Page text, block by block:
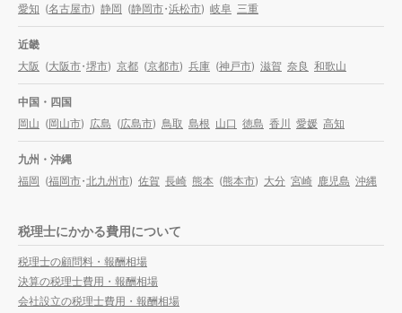
愛知 (名古屋市) 静岡 (静岡市・浜松市) 岐阜 三重
近畿
大阪 (大阪市・堺市) 京都 (京都市) 兵庫 (神戸市) 滋賀 奈良 和歌山
中国・四国
岡山 (岡山市) 広島 (広島市) 鳥取 島根 山口 徳島 香川 愛媛 高知
九州・沖縄
福岡 (福岡市・北九州市) 佐賀 長崎 熊本 (熊本市) 大分 宮崎 鹿児島 沖縄
税理士にかかる費用について
税理士の顧問料・報酬相場
決算の税理士費用・報酬相場
会社設立の税理士費用・報酬相場